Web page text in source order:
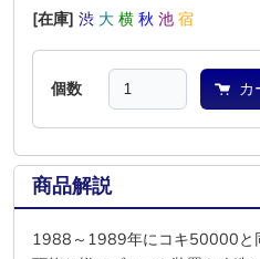
[在庫] 渋 大 横 秋 池 宿
個数 カ
商品解説
1988～1989年にコキ50000と